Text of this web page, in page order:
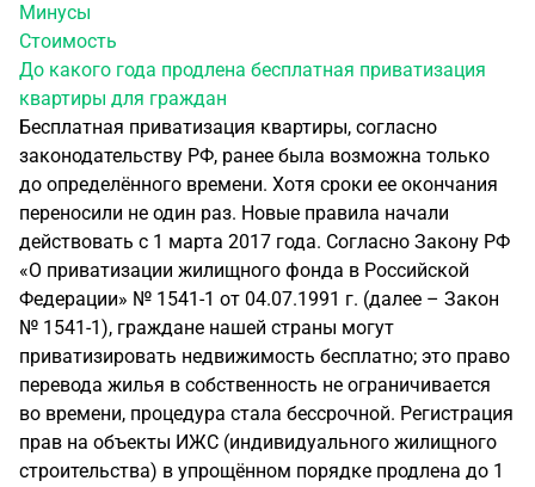
Минусы
Стоимость
До какого года продлена бесплатная приватизация
квартиры для граждан
Бесплатная приватизация квартиры, согласно
законодательству РФ, ранее была возможна только
до определённого времени. Хотя сроки ее окончания
переносили не один раз. Новые правила начали
действовать с 1 марта 2017 года. Согласно Закону РФ
«О приватизации жилищного фонда в Российской
Федерации» № 1541-1 от 04.07.1991 г. (далее – Закон
№ 1541-1), граждане нашей страны могут
приватизировать недвижимость бесплатно; это право
перевода жилья в собственность не ограничивается
во времени, процедура стала бессрочной. Регистрация
прав на объекты ИЖС (индивидуального жилищного
строительства) в упрощённом порядке продлена до 1